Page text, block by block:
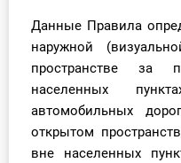
Данные Правила
наружной
пространстве за
населенных
автомобильных
открытом
вне населенных